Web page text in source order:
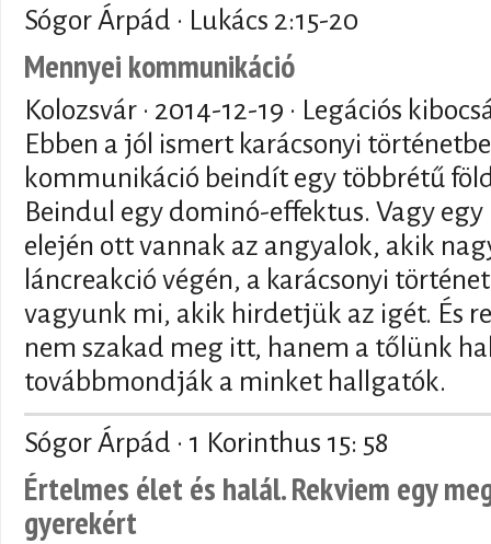
Sógor Árpád · Lukács 2:15-20
Mennyei kommunikáció
Kolozsvár · 2014-12-19 · Legációs
Ebben a jól ismert karácsonyi
kommunikáció beindít egy többrétű
Beindul egy dominó-effektus. Vagy
elején ott vannak az angyalok, akik
láncreakció végén, a karácsonyi
vagyunk mi, akik hirdetjük az igét. És
nem szakad meg itt, hanem a tőlünk
továbbmondják a minket hallgatók.
Sógor Árpád · 1 Korinthus 15: 58
Értelmes élet és halál. Rekviem egy
gyerekért